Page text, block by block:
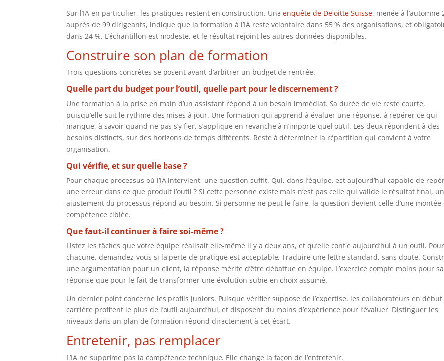
Sur l’IA en particulier, les pratiques restent en construction. Uneenquête de Deloitte Suisse, menée à l’automne
auprès de 99 dirigeants, indique que la formation à l’IA reste volontaire dans 55 % des organisations, et
dans 24 %. L’échantillon est modeste, et le résultat rejoint les autres données disponibles.
Construire son plan de formation
Trois questions concrètes se posent avant d’arbitrer un budget de rentrée.
Quelle part du budget pour l’outil, quelle part pour le discernement ?
Une formation à la prise en main d’un assistant répond à un besoin immédiat. Sa durée de vie reste courte,
puisqu’elle suit le rythme des mises à jour. Une formation qui apprend à évaluer une réponse, à repérer ce qui
manque, à savoir quand ne pas s’y fier, s’applique en revanche à n’importe quel outil. Les deux répondent à des
besoins distincts, sur des horizons de temps différents. Reste à déterminer la répartition qui convient à votre
organisation.
Qui vérifie, et sur quelle base ?
Pour chaque processus où l’IA intervient, une question suffit. Qui, dans l’équipe, est aujourd’hui capable de
une erreur dans ce que produit l’outil ? Si cette personne existe mais n’est pas celle qui valide le résultat final, un
ajustement du processus répond au besoin. Si personne ne peut le faire, la question devient celle d’une montée
compétence ciblée.
Que faut-il continuer à faire soi-même ?
Listez les tâches que votre équipe réalisait elle-même il y a deux ans, et qu’elle confie aujourd’hui à un outil. Pour
chacune, demandez-vous si la perte de pratique est acceptable. Traduire une lettre standard, sans doute.
une argumentation pour un client, la réponse mérite d’être débattue en équipe. L’exercice compte moins pour sa
réponse que pour le fait de transformer une évolution subie en choix assumé.
Un dernier point concerne les profils juniors. Puisque vérifier suppose de l’expertise, les collaborateurs en début
carrière profitent le plus de l’outil aujourd’hui, et disposent du moins d’expérience pour l’évaluer. Distinguer les
niveaux dans un plan de formation répond directement à cet écart.
Entretenir, pas remplacer
L’IA ne supprime pas la compétence technique. Elle change la façon de l’entretenir.